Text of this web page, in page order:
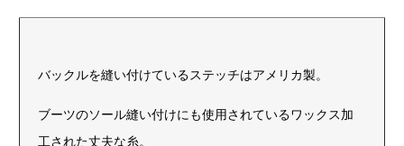
バックルを縫い付けているステッチはアメリカ製。
ブーツのソール縫い付けにも使用されているワックス加
工された丈夫な糸。